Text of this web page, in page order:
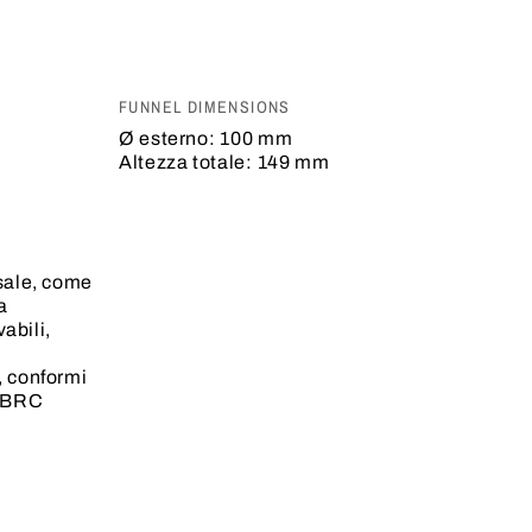
FUNNEL DIMENSIONS
Ø esterno: 100 mm
Altezza totale: 149 mm
come
conformi